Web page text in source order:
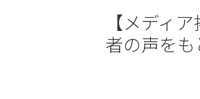
【メディ
者の声を